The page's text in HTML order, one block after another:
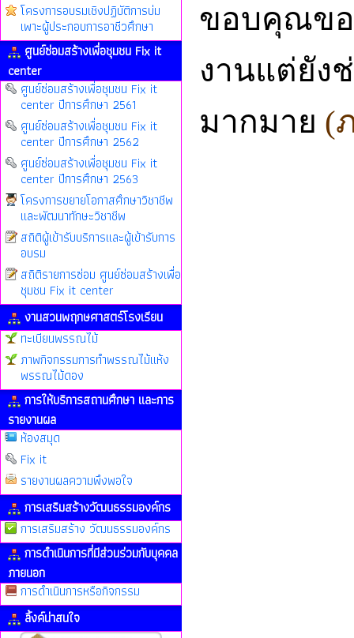
โครงการอบรมเชิงปฏิบัติการบ่ม
เพาะผู้ประกอบการอาชีวศึกษา
ศูนย์ซ่อมสร้างเพื่อชุมชน Fix it
center
ศูนย์ซ่อมสร้างเพื่อชุมชน Fix it
center ปีการศึกษา 2561
ศูนย์ซ่อมสร้างเพื่อชุมชน Fix it
center ปีการศึกษา 2562
ศูนย์ซ่อมสร้างเพื่อชุมชน Fix it
center ปีการศึกษา 2563
โครงการขยายโอกาสศึกษาวิชาชีพ
และพัฒนาทักษะวิชาชีพ
สถิติผู้เข้ารับบริการและผู้เข้ารับการ
อบรม
สถิติรายการซ่อม ศูนย์ซ่อมสร้างเพื่อ
ชุมชน Fix it center
งานสวนพฤกษศาสตร์โรงเรียน
ทะเบียนพรรณไม้
ภาพกิจกรรมการทำพรรณไม้แห้ง
พรรณไม้ดอง
การให้บริการสถานศึกษา และการ
รายงานผล
ห้องสมุด
Fix it
รายงานผลความพึงพอใจ
การเสริมสร้างวัฒนธรรมองค์กร
การเสริมสร้าง วัฒนธรรมองค์กร
การดำเนินการที่มีส่วนร่วมกับบุคคล
ภายนอก
การดำเนินการหรือกิจกรรม
ลิ้งค์น่าสนใจ
ขอบคุณขอ
งานแต่ยัง
มากมาย (